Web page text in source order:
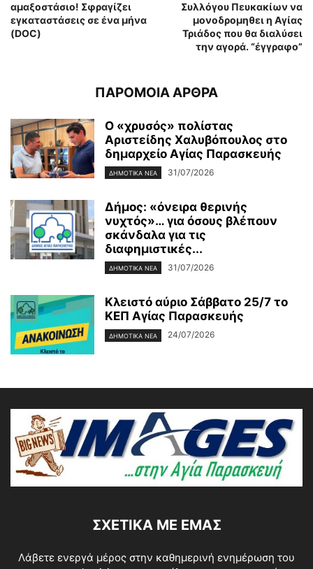
αμαξοστάσιο! Σφραγίζει
εγκαταστάσεις σε ένα μήνα
(DOC)
Συλλόγου Πευκακίων να
μονοδρομηθει η Αγίας
Τριάδος που θα διαλύσει
την αγορά. “έγγραφο”
ΠΑΡΟΜΟΙΑ ΑΡΘΡΑ
Ο «χρυσός» πολίστας
Αριστείδης Χαλυβόπουλος στο
δημαρχείο Αγίας Παρασκευής
ΔΗΜΟΤΙΚΑ ΝΕΑ 31/07/2026
Δήμος: «όνειρα θερινής
νυχτός»… για όσους βλέπουν
σκάνδαλα για τις
διαφημιστικές...
ΔΗΜΟΤΙΚΑ ΝΕΑ 31/07/2026
Κλειστό αύριο Σάββατο 25/7 το
ΚΕΠ Αγίας Παρασκευής
ΔΗΜΟΤΙΚΑ ΝΕΑ 24/07/2026
ΣΧΕΤΙΚΆ ΜΕ ΕΜΆΣ
Λάβετε ενεργά μέρος στην καθημερινή ενημέρωση του